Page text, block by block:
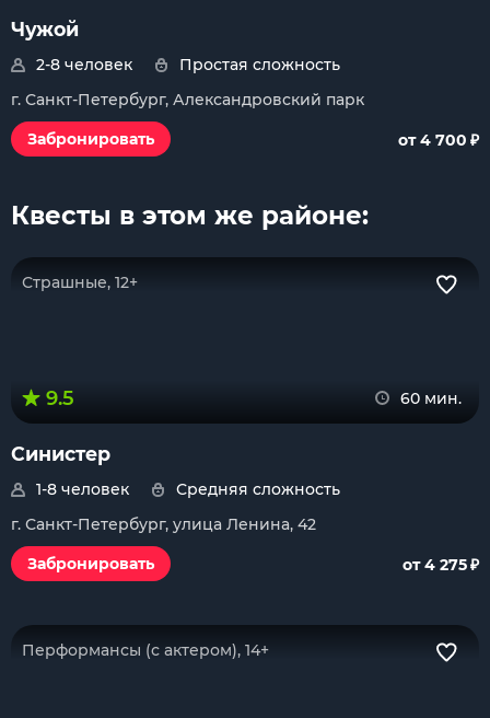
Чужой
2-8 человек
Простая сложность
г. Санкт-Петербург, Александровский парк
Забронировать
от 4 700 ₽
Квесты в этом же районе:
Страшные, 12+
9.5 60 мин.
Синистер
1-8 человек
Средняя сложность
г. Санкт-Петербург, улица Ленина, 42
Забронировать
от 4 275₽
Перформансы (с актером), 14+